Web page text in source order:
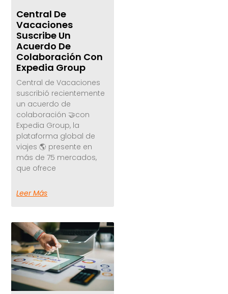
Central De
Vacaciones
Suscribe Un
Acuerdo De
Colaboración Con
Expedia Group
Central de Vacaciones
suscribió recientemente
un acuerdo de
colaboración 🤝con
Expedia Group, la
plataforma global de
viajes 🌎 presente en
más de 75 mercados,
que ofrece
Leer Más